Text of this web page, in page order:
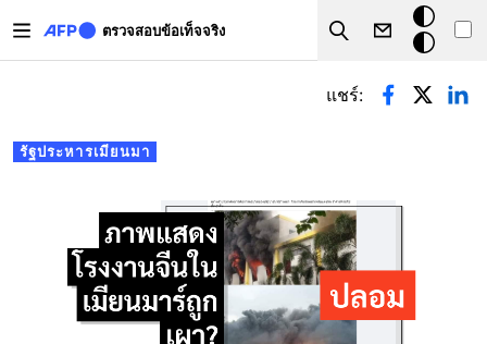
ตรวจสอบข้อเท็จจริง
Search
โหมด
มืด
Primary tabs
รัฐประหารเมียนมา
แชร์: